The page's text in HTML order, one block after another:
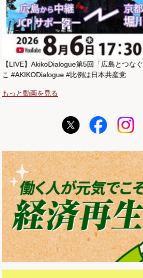
【LIVE】AkikoDialogue第5回「広島とつな
こ #AKIKODialogue #比例は日本共産党
もっと動画を見る